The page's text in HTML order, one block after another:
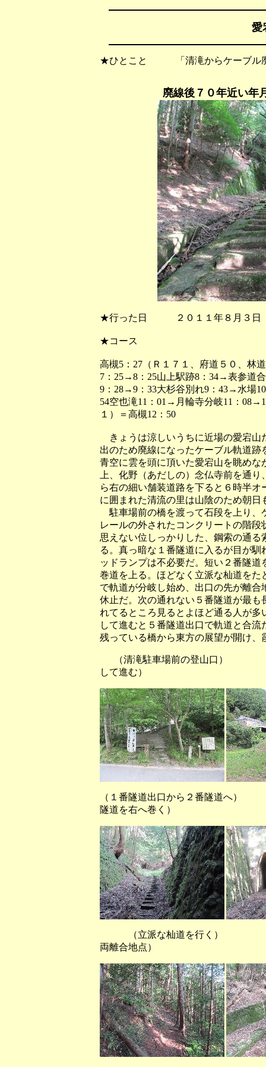
愛
★ひとこと 「清滝からケーブル廃
廃線後７０年近い年
★行った日 ２０１１年８月３
★コース
高槻5：27（Ｒ１７１、府道５０、林
7：25→8：25山上駅跡8：34→表参道
9：28→9：33大杉谷別れ9：43→水場
54空也滝11：01→月輪寺分岐11：
１）＝高槻12：50
きょうは涼しいうちに近場の愛宕山
出のため廃線になったケーブル軌道
青空に雲を頭に頂いた愛宕山を眺め
上、化野（あだしの）念仏寺前を通
ら右の細い舗装道路を下ると６時半
に囲まれた清流の里は山陰のため朝
駐車場前の橋を渡って石段を上り、
レールの外されたコンクリートの階
思えない位しっかりした、鋼索の通
る。真っ暗な１番隧道に入るが目が
ッドランプは不必要だ。短い２番隧
巻道を上る。ほどなく立派な杣道を
で軌道が分岐し始め、出口の先が離
休止だ。次の通れない５番隧道が最
れてるところ見るとよほど通る人が
して進むと５番隧道出口で軌道と合
残っている橋から東方の展望が開け
（清滝駐車場前の登山口）
して進む）
（１番隧道出口から２番隧
隧道を右へ巻く）
（立派な杣道を行く） （
両離合地点）